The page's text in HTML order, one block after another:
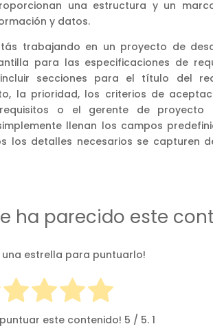
una estructura y un
y datos.
trabajando en un proyecto de
para las especificaciones de
secciones para el título del
la prioridad, los criterios de
o el gerente de proyecto
llenan los campos
los detalles necesarios se capturen
ha parecido este
una estrella para puntuarlo!
este contenido! 5 / 5. 1